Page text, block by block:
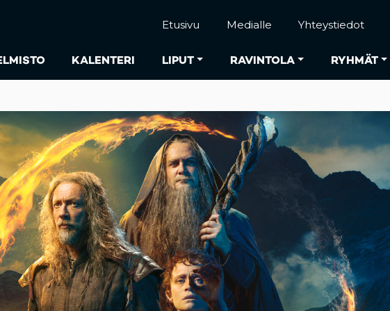
KALENTERI LIPUT RAVINTOLA RYHMÄT
Etusivu Medialle Yhteystiedot